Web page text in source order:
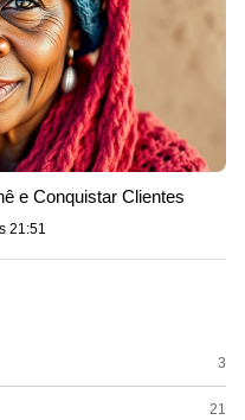
e Conquistar Clientes
21:51
3
21